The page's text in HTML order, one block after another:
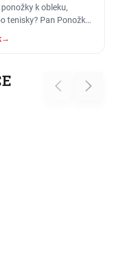
k obleku,
tenisky? Pan Ponožka
průvodce pro muže
→
Previous Next